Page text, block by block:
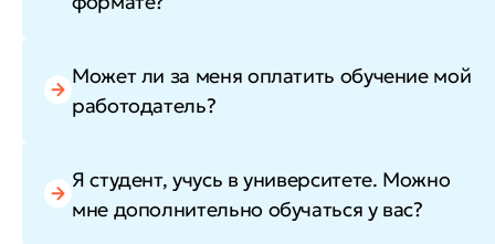
Может ли за меня оплатить обучение мой
работодатель?
Я студент, учусь в университете. Можно
мне дополнительно обучаться у вас?